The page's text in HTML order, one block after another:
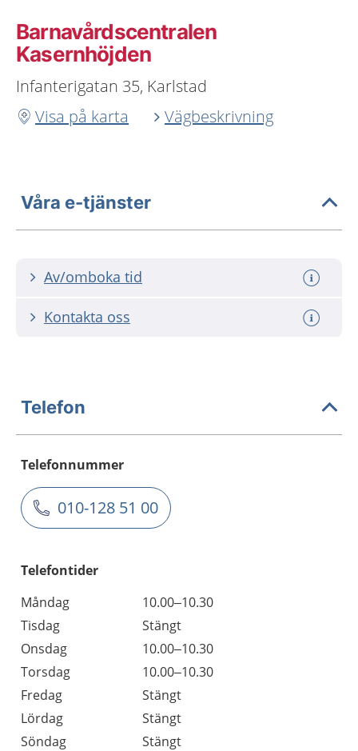
Barnavårdscentralen
Kasernhöjden
Infanterigatan 35, Karlstad
Visa på karta
Vägbeskrivning
Våra e-tjänster
Av/omboka tid
Kontakta oss
Telefon
Telefonnummer
010-128 51 00
Telefontider
Måndag
10.00–10.30
Tisdag
Stängt
Onsdag
10.00–10.30
Torsdag
10.00–10.30
Fredag
Stängt
Lördag
Stängt
Söndag
Stängt